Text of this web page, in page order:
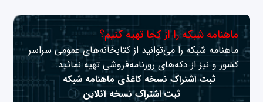
ماهنامه شبکه را از کجا تهیه کنیم؟
ماهنامه شبکه را می‌توانید از کتابخانه‌های عمومی سراسر
کشور و نیز از دکه‌های روزنامه‌فروشی تهیه نمائید.
ثبت اشتراک نسخه کاغذی ماهنامه شبکه
ثبت اشتراک نسخه آنلاین